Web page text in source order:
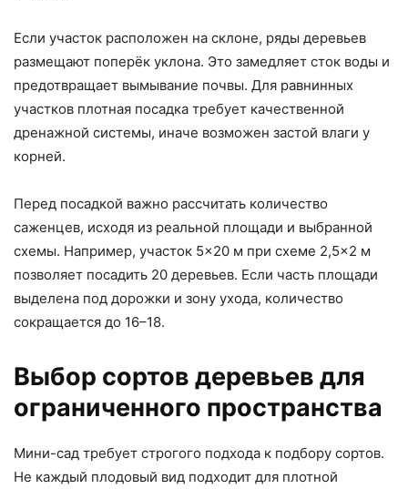
Если участок расположен на склоне, ряды деревьев
размещают поперёк уклона. Это замедляет сток воды и
предотвращает вымывание почвы. Для равнинных
участков плотная посадка требует качественной
дренажной системы, иначе возможен застой влаги у
корней.
Перед посадкой важно рассчитать количество
саженцев, исходя из реальной площади и выбранной
схемы. Например, участок 5×20 м при схеме 2,5×2 м
позволяет посадить 20 деревьев. Если часть площади
выделена под дорожки и зону ухода, количество
сокращается до 16–18.
Выбор сортов деревьев для
ограниченного пространства
Мини-сад требует строгого подхода к подбору сортов.
Не каждый плодовый вид подходит для плотной